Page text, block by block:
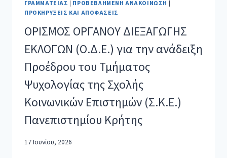
ΓΡΑΜΜΑΤΕΊΑΣ | ΠΡΟΒΕΒΛΗΜΈΝΗ ΑΝΑΚΟΊΝΩΣΗ |
ΠΡΟΚΗΡΎΞΕΙΣ ΚΑΙ ΑΠΟΦΆΣΕΙΣ
ΟΡΙΣΜΟΣ ΟΡΓΑΝΟΥ ΔΙΕΞΑΓΩΓΗΣ
ΕΚΛΟΓΩΝ (Ο.Δ.Ε.) για την ανάδειξη
Προέδρου του Τμήματος
Ψυχολογίας της Σχολής
Κοινωνικών Επιστημών (Σ.Κ.Ε.)
Πανεπιστημίου Κρήτης
17 Ιουνίου, 2026